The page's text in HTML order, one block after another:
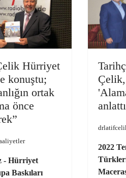
Hürriyet
konuştu;
ortak
önce
- Hürriyet
Baskıları
anlattı
2022